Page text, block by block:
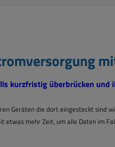
kurzfristig überbrücken
Geräten die dort eingesteckt sind
mehr Zeit, um alle Daten im